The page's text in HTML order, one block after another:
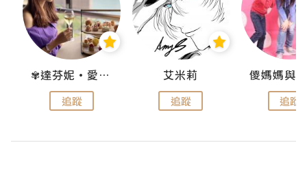
✾達芬妮•愛孩子•愛生活✾
追蹤
艾米莉
追蹤 追蹤